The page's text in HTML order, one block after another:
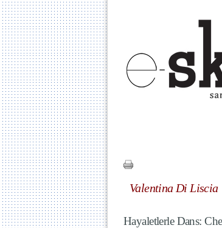
Valentina Di Liscia
Hayaletlerle Dans: